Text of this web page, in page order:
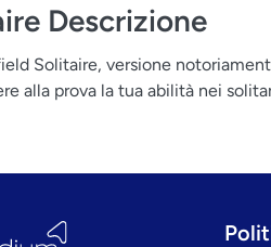
Descrizione
Solitaire, versione
alla prova la tua abilità nei